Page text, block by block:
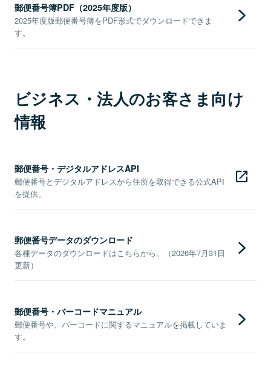
郵便番号簿PDF（2025年度版）
2025年度版郵便番号簿をPDF形式でダウンロードできま
す。
ビジネス・法人のお客さま向け
情報
郵便番号・デジタルアドレスAPI
郵便番号とデジタルアドレスから住所を取得できる公式API
を提供。
郵便番号データのダウンロード
各種データのダウンロードはこちらから。（2026年7月31日
更新）
郵便番号・バーコードマニュアル
郵便番号や、バーコードに関するマニュアルを掲載していま
す。